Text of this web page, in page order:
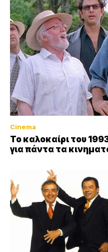
Cinema
Το καλοκαίρι του
για πάντα τα